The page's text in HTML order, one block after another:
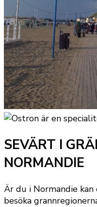
SEVÄRT I
NORMANDIE
Är du i Normandie kan
besöka